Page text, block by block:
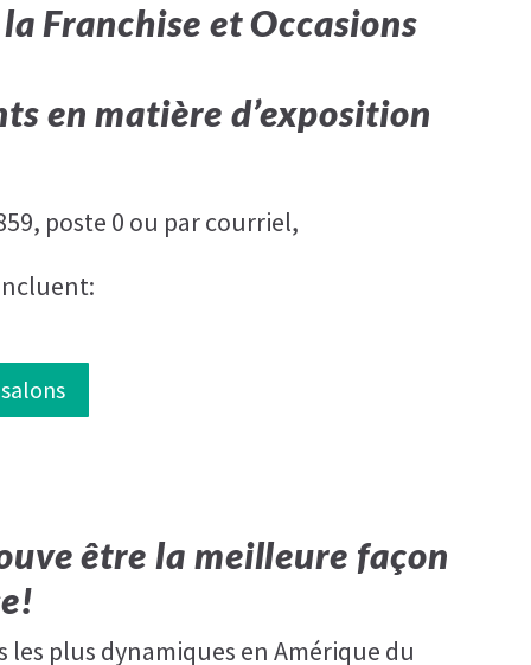
Franchise et Occasions
en matière d’exposition
poste 0 ou par courriel,
être la meilleure façon
plus dynamiques en Amérique du